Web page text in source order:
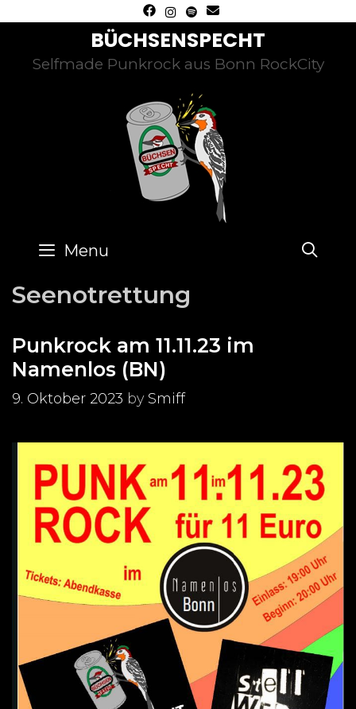
content
BÜCHSENSPECHT
Selfmade Punkrock aus Bonn RockCity
Menu
Seenotrettung
Punkrock am 11.11.23 im
Namenlos (BN)
9. Oktober 2023 by Smiff